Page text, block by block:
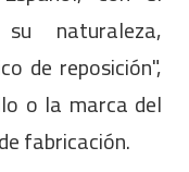
naturaleza,
de reposición",
o la marca del
fabricación.